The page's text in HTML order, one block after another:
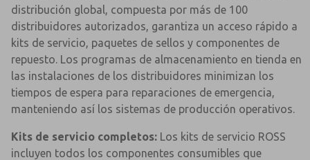
distribución global, compuesta por más de 100
distribuidores autorizados, garantiza un acceso rápido a
kits de servicio, paquetes de sellos y componentes de
repuesto. Los programas de almacenamiento en tienda en
las instalaciones de los distribuidores minimizan los
tiempos de espera para reparaciones de emergencia,
manteniendo así los sistemas de producción operativos.
Kits de servicio completos: Los kits de servicio ROSS
incluyen todos los componentes consumibles que